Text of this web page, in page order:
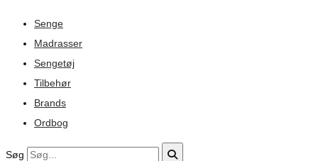
Senge
Madrasser
Sengetøj
Tilbehør
Brands
Ordbog
Søg